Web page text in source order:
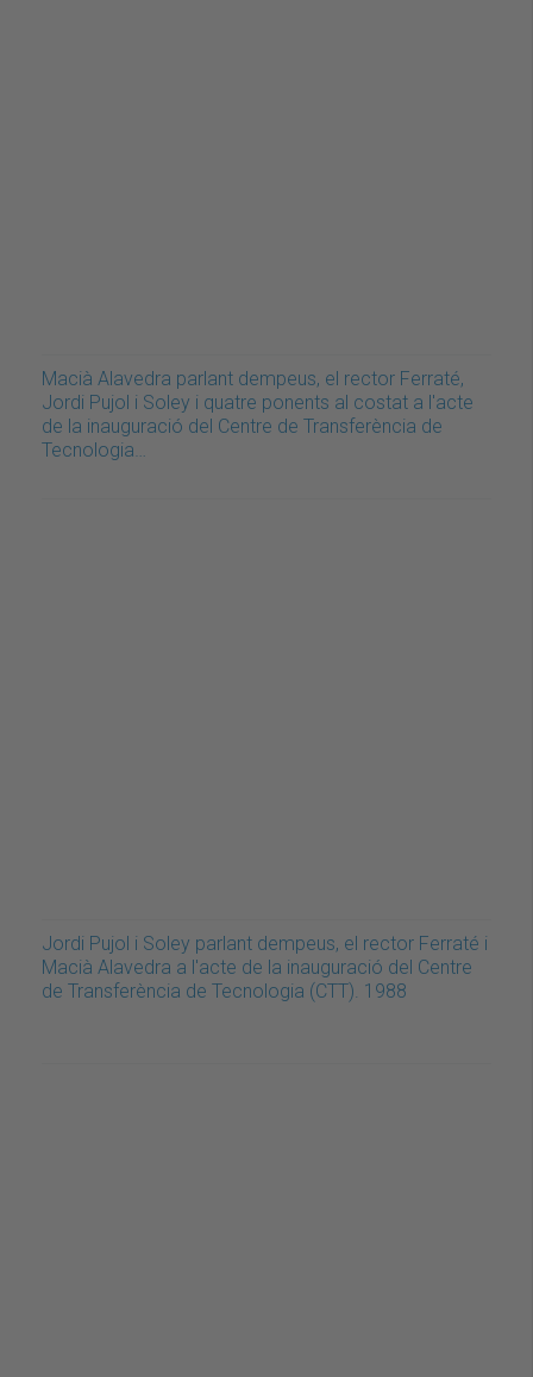
Macià Alavedra parlant dempeus, el rector Ferraté,
Jordi Pujol i Soley i quatre ponents al costat a l'acte
de la inauguració del Centre de Transferència de
Tecnologia…
Jordi Pujol i Soley parlant dempeus, el rector Ferraté i
Macià Alavedra a l'acte de la inauguració del Centre
de Transferència de Tecnologia (CTT). 1988